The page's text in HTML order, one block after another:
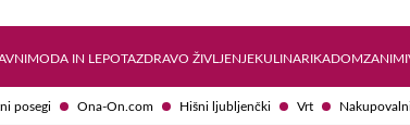
posegi Ona-On.com Hišni ljubljenčki Vrt
MODA IN LEPOTAZDRAVO ŽIVLJENJEKULINARIKADOM